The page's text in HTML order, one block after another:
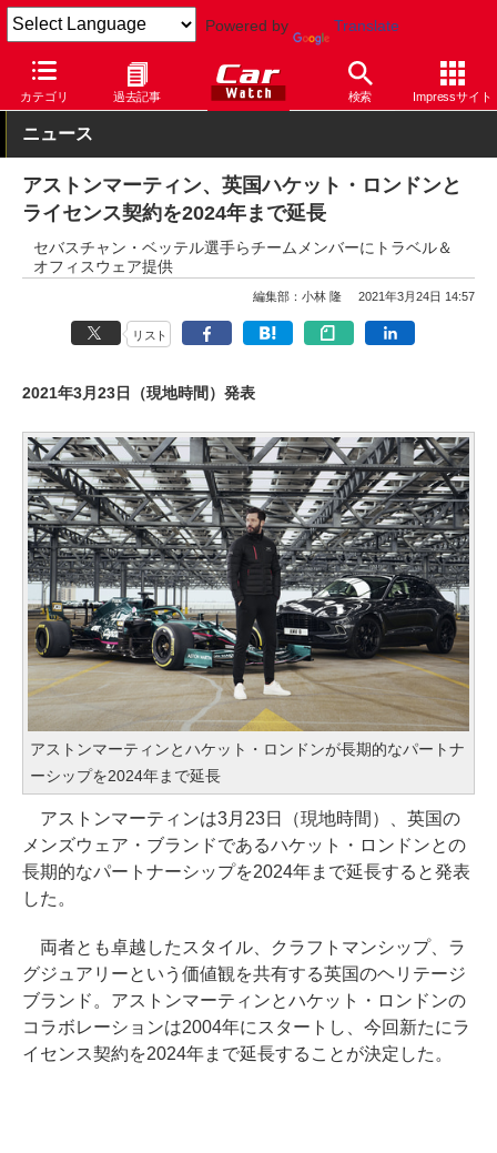
Powered by Translate
カテゴリ 過去記事 検索 Impressサイト
Car Watch 自動車 アストンマーティン その他
ニュース
アストンマーティン、英国ハケット・ロンドンと
ライセンス契約を2024年まで延長
セバスチャン・ベッテル選手らチームメンバーにトラベル＆
オフィスウェア提供
編集部：小林 隆 2021年3月24日 14:57
リスト
2021年3月23日（現地時間）発表
アストンマーティンとハケット・ロンドンが長期的なパートナ
ーシップを2024年まで延長
アストンマーティンは3月23日（現地時間）、英国の
メンズウェア・ブランドであるハケット・ロンドンとの
長期的なパートナーシップを2024年まで延長すると発表
した。
両者とも卓越したスタイル、クラフトマンシップ、ラ
グジュアリーという価値観を共有する英国のヘリテージ
ブランド。アストンマーティンとハケット・ロンドンの
コラボレーションは2004年にスタートし、今回新たにラ
イセンス契約を2024年まで延長することが決定した。